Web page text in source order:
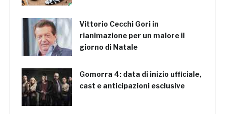
Vittorio Cecchi Gori in
rianimazione per un malore il
giorno di Natale
Gomorra 4: data di inizio ufficiale,
cast e anticipazioni esclusive